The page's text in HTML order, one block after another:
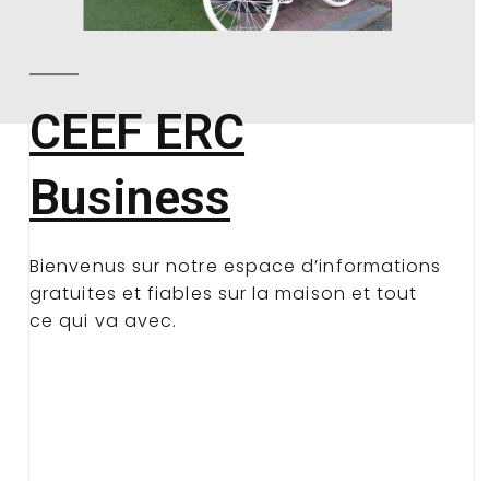
CEEF ERC
Business
Bienvenus sur notre espace d’informations
gratuites et fiables sur la maison et tout
ce qui va avec.